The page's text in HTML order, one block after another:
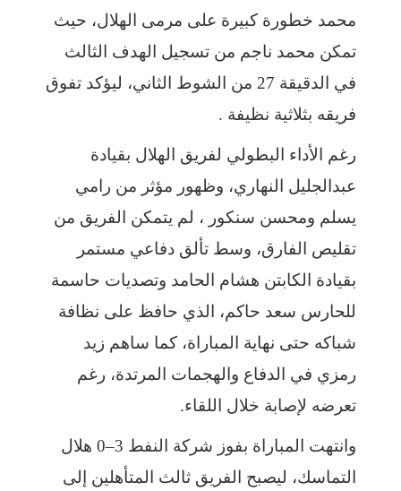
محمد خطورة كبيرة على مرمى الهلال، حيث
تمكن محمد ناجم من تسجيل الهدف الثالث
في الدقيقة 27 من الشوط الثاني، ليؤكد تفوق
فريقه بثلاثية نظيفة .
رغم الأداء البطولي لفريق الهلال بقيادة
عبدالجليل النهاري، وظهور مؤثر من رامي
يسلم ومحسن سنكور ، لم يتمكن الفريق من
تقليص الفارق، وسط تألق دفاعي مستمر
بقيادة الكابتن هشام الحامد وتصديات حاسمة
للحارس سعد حاكم، الذي حافظ على نظافة
شباكه حتى نهاية المباراة، كما ساهم زيد
رمزي في الدفاع والهجمات المرتدة، رغم
تعرضه لإصابة خلال اللقاء.
وانتهت المباراة بفوز شركة النفط 3–0 هلال
التماسك، ليصبح الفريق ثالث المتأهلين إلى